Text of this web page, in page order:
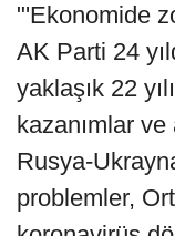
"'Ekonomide
AK Parti 24
yaklaşık 22
kazanımlar ve
Rusya-
problemler,